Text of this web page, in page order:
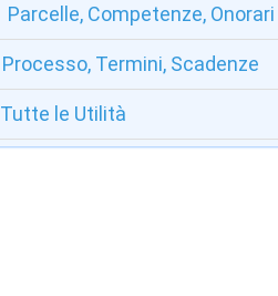
Parcelle, Competenze, Onorari
Processo, Termini, Scadenze
Tutte le Utilità